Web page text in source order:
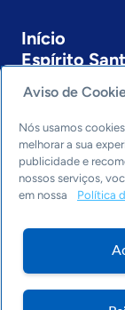
Início
Espírito
Sobre a ASN
Últimas
Entre em
Editorias
Economia &
Inovação &
Cultura
Arquivo
Aviso de
Nós usamos
melhorar a sua
publicidade e
nossos serviços,
em nossa
Política